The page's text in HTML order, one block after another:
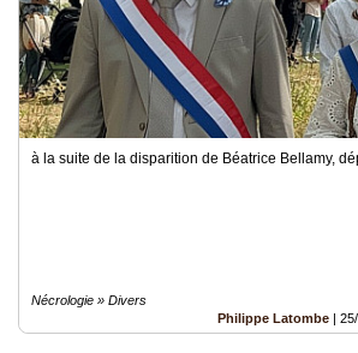
à la suite de la disparition de Béatrice Bellamy,
Nécrologie » Divers
Philippe Latombe |